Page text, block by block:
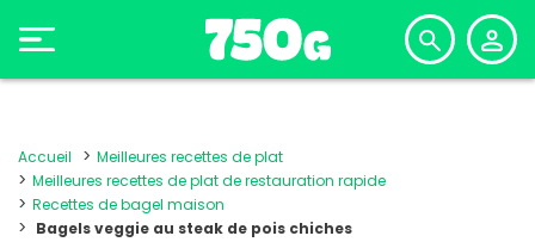
Accueil
Meilleures recettes de plat
Meilleures recettes de plat de restauration rapide
Recettes de bagel maison
Bagels veggie au steak de pois chiches